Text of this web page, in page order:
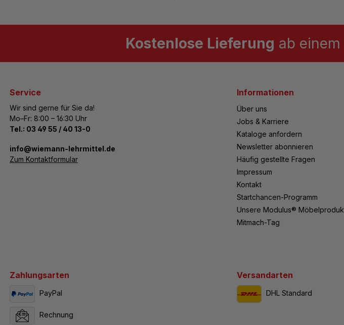
Kostenlose Lieferung ab
Service
Wir sind gerne für Sie da!
Mo–Fr: 8:00 – 16:30 Uhr
Tel.: 03 49 55 / 40 13-0
­info@wiemann-lehrmittel.de
Zum Kontaktformular
Informationen
Über uns
Jobs & Karriere
Kataloge anfordern
Newsletter abonnieren
Häufig gestellte Fragen
Impressum
Kontakt
Startchancen-Programm
Unsere Modulus®
Mitmach-Tag
Zahlungsarten
PayPal
Rechnung
Versandarten
DHL Standard